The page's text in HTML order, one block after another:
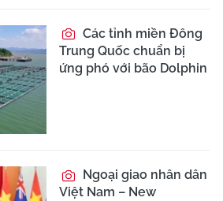
Các tỉnh miền Đông
Trung Quốc chuẩn bị
ứng phó với bão Dolphin
Ngoại giao nhân dân
Việt Nam – New